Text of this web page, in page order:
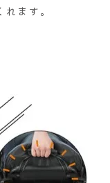
ます。